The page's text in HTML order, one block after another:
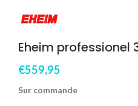
Eheim professionel
€559,95
Sur commande